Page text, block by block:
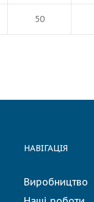
50
НАВІГАЦІЯ
Виробництво